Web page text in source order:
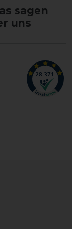
sagen
uns